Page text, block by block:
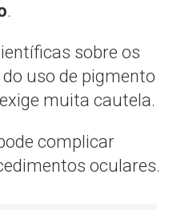
.
sobre os
uso de pigmento
muita cautela.
complicar
oculares.